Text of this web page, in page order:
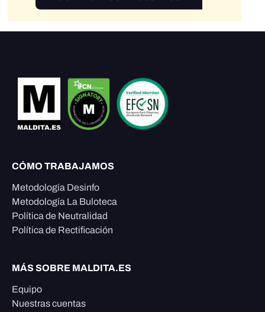
CÓMO TRABAJAMOS
Metodología Desinfo
Metodología La Buloteca
Política de Neutralidad
Política de Rectificación
MÁS SOBRE MALDITA.ES
Equipo
Nuestras cuentas